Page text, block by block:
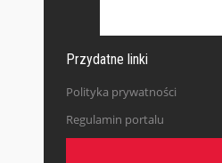
Przydatne linki
Polityka prywatności
Regulamin portalu